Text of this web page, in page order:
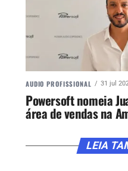
AUDIO PROFISSIONAL 31 jul
Powersoft nomeia
área de vendas na
LEIA